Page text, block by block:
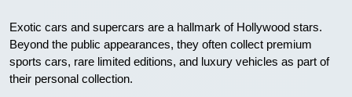
Exotic cars and supercars are a hallmark of Hollywood stars.
Beyond the public appearances, they often collect premium
sports cars, rare limited editions, and luxury vehicles as part of
their personal collection.